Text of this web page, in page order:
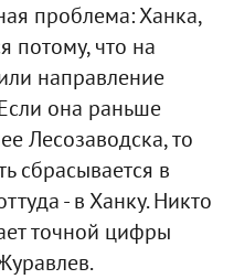
проблема: Ханка,
потому, что на
направление
она раньше
Лесозаводска, то
сбрасывается в
- в Ханку. Никто
точной цифры